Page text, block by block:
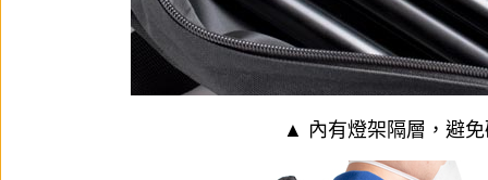
▲ 內有燈架隔層，避免